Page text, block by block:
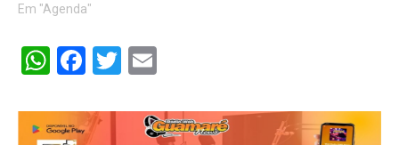
Em "Agenda"
WhatsApp
Facebook
Twitter